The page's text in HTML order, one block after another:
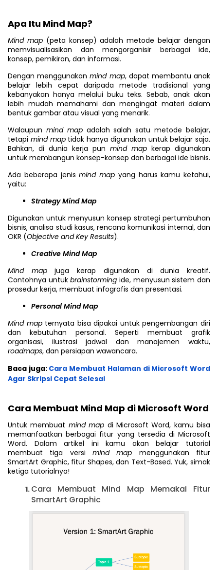
Apa Itu Mind Map?
Mind map (peta konsep) adalah metode belajar dengan
memvisualisasikan dan mengorganisir berbagai ide,
konsep, pemikiran, dan informasi.
Dengan menggunakanmind map, dapat membantu anak
belajar lebih cepat daripada metode tradisional yang
kebanyakan hanya melalui buku teks. Sebab, anak akan
lebih mudah memahami dan mengingat materi dalam
bentuk gambar atau visual yang menarik.
Walaupun mind map adalah salah satu metode belajar,
tetapi mind map tidak hanya digunakan untuk belajar saja.
Bahkan, di dunia kerja pun mind map kerap digunakan
untuk membangun konsep-konsep dan berbagai ide bisnis.
Ada beberapa jenismind map yang harus kamu ketahui,
yaitu:
Strategy Mind Map
Digunakan untuk menyusun konsep strategi pertumbuhan
bisnis, analisa studi kasus, rencana komunikasi internal, dan
OKR (Objective and Key Results).
Creative Mind Map
Mind mapjuga kerap digunakan di dunia kreatif.
Contohnya untukbrainstormingide, menyusun sistem dan
prosedur kerja, membuat infografis dan presentasi.
Personal Mind Map
Mind map ternyata bisa dipakai untuk pengembangan diri
dan kebutuhan personal. Seperti membuat grafik
organisasi, ilustrasi jadwal dan manajemen waktu,
roadmaps, dan persiapan wawancara.
Baca juga:Cara Membuat Halaman di Microsoft Word
Agar Skripsi Cepat Selesai
Cara Membuat Mind Map di Microsoft Word
Untuk membuat mind map di Microsoft Word, kamu bisa
memanfaatkan berbagai fitur yang tersedia di Microsoft
Word. Dalam artikel ini kamu akan belajar tutorial
membuat tiga versi mind map menggunakan fitur
SmartArt Graphic, fitur Shapes, dan Text-Based. Yuk, simak
ketiga tutorialnya!
Cara Membuat Mind Map Memakai Fitur
SmartArt Graphic